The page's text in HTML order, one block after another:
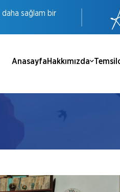
daha sağlam bir
AnasayfaHakkımızda